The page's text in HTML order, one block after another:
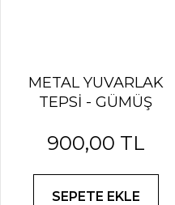
METAL YUVARLAK
TEPSİ - GÜMÜŞ
900,00 TL
SEPETE EKLE